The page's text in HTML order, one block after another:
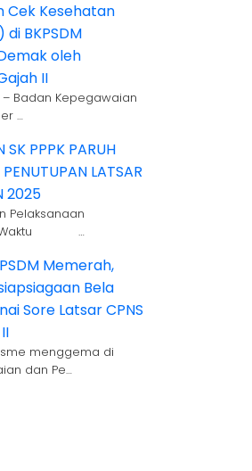
Cek Kesehatan
BKPSDM
oleh
II
Badan Kepegawaian
…
SK PPPK PARUH
LATSAR
2025
Waktu …
Memerah,
Bela
Sore Latsar CPNS
menggema di
dan Pe…